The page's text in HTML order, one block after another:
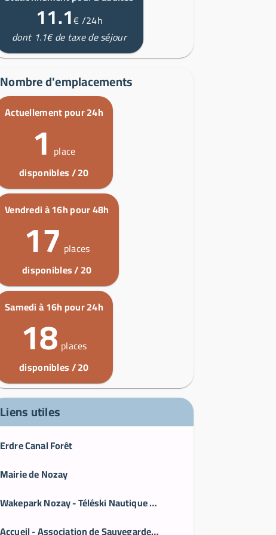
11.1€/24h
dont 1.1€ de taxe de séjour
Nombre d'emplacements
Actuellement pour 24h
1 place
disponibles / 20
Vendredi à 16h pour 48h
17 places
disponibles / 20
Samedi à 16h pour 24h
18 places
disponibles / 20
Liens utiles
Erdre Canal Forêt
Mairie de Nozay
Wakepark Nozay - Téléski Nautique en Loire-Atlantique — TSN44 - Parcs de loisirs & Wakeparks
Accueil - Association de Sauvegarde du Patrimoine Historique etArtistique de la région de Nozay - asphan-nozay44.jimdo.com